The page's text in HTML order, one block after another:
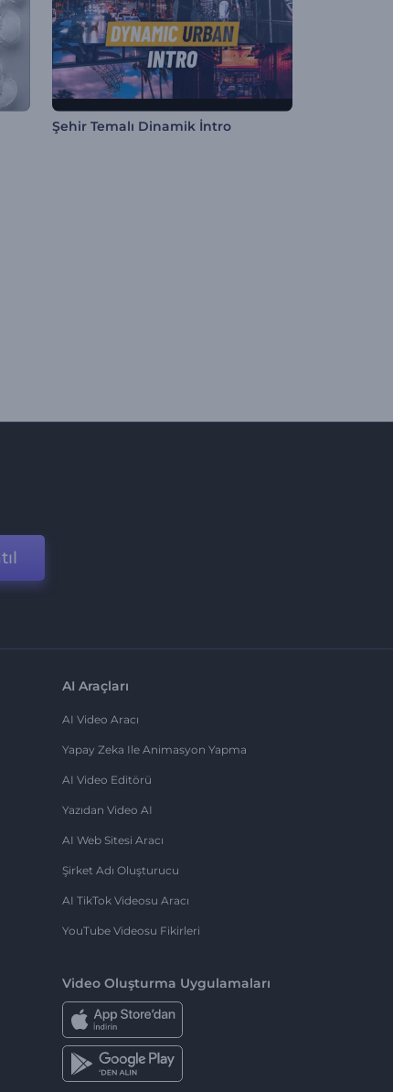
Şehir Temalı Dinamik İntro
AI Araçları
AI Video Aracı
Yapay Zeka Ile Animasyon Yapma
AI Video Editörü
Yazıdan Video AI
AI Web Sitesi Aracı
Şirket Adı Oluşturucu
AI TikTok Videosu Aracı
YouTube Videosu Fikirleri
Video Oluşturma Uygulamaları